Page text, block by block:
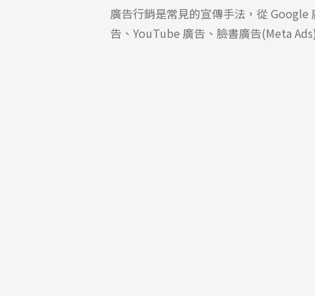
廣告行銷是常見的宣傳手法，從 Google
告、YouTube 廣告、臉書廣告(Meta